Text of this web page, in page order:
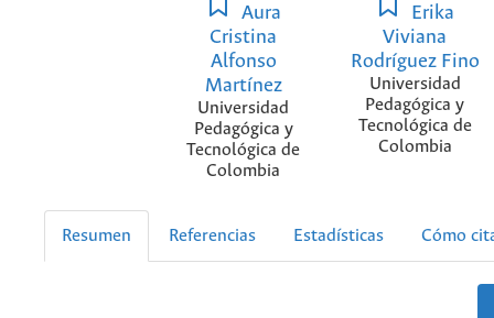
Aura
Cristina
Alfonso
Martínez
Universidad
Pedagógica y
Tecnológica de
Colombia
Erika
Viviana
Rodríguez Fino
Universidad
Pedagógica y
Tecnológica de
Colombia
Resumen Referencias Estadísticas Cómo